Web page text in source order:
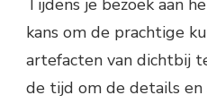
Tijdens je bezoek aan
kans om de prachtige
artefacten van dichtbij
de tijd om de details